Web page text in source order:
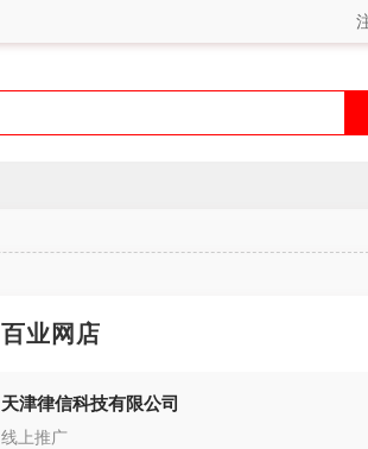
百业网店
天津律信科技有限公司
线上推广